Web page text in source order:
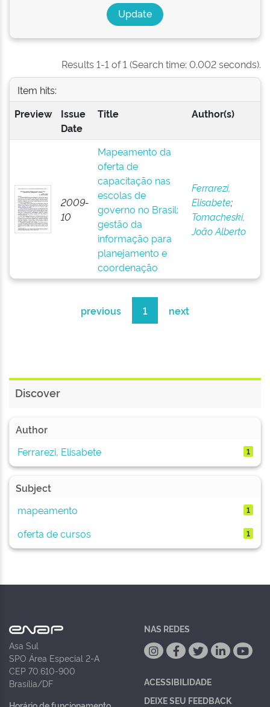
Results 1-1 of 1 (Search time: 0.002 seconds).
Item hits:
Preview
Issue
Date
Title Author(s)
2009-
10
Mapeamento da
oferta de
capacitação nas
escolas de
governo no Brasil:
gestão da
informação para
planejamento e
coordenação
Ferrarezi,
Elisabete;
Tomacheski,
João Alberto
previous 1 next
Discover
Author
Ferrarezi, Elisabete
1
Subject
mapeamento
1
oferta de cursos 1
Asa Sul
SPO Área Especial 2-A
CEP 70.610-900
Brasília/DF
NAS REDES
ACESSIBILIDADE
DEIXE SEU FEEDBACK